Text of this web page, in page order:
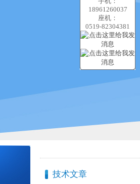
技术文章
18961260037
座机：
0519-82304381